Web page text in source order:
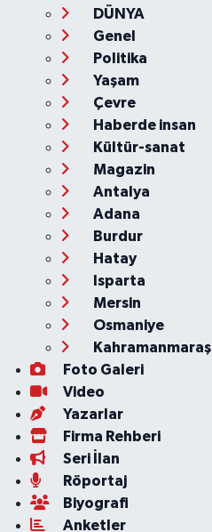
DÜNYA
Genel
Politika
Yaşam
Çevre
Haberde insan
Kültür-sanat
Magazin
Antalya
Adana
Burdur
Hatay
Isparta
Mersin
Osmaniye
Kahramanmaraş
Foto Galeri
Video
Yazarlar
Firma Rehberi
Seri İlan
Röportaj
Biyografi
Anketler